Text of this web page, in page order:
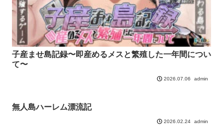
子産ませ島記録〜即産めるメスと繁殖した一年間につい
て〜
2026.07.06 admin
無人島ハーレム漂流記
2026.02.24 admin